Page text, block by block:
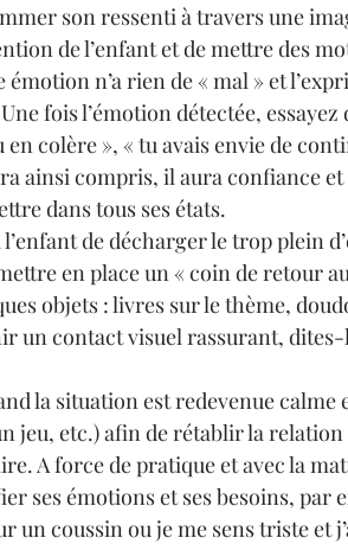
son ressenti à travers une
de l’enfant et de mettre des
n’a rien de « mal » et
fois l’émotion détectée,
colère », « tu avais envie de
ainsi compris, il aura confiance
dans tous ses états.
de décharger le trop plein
en place un « coin de retour
objets : livres sur le thème,
un contact visuel rassurant,
la situation est redevenue calme
jeu, etc.) afin de rétablir la
A force de pratique et avec la
ses émotions et ses besoins, par
un coussin ou je me sens triste et